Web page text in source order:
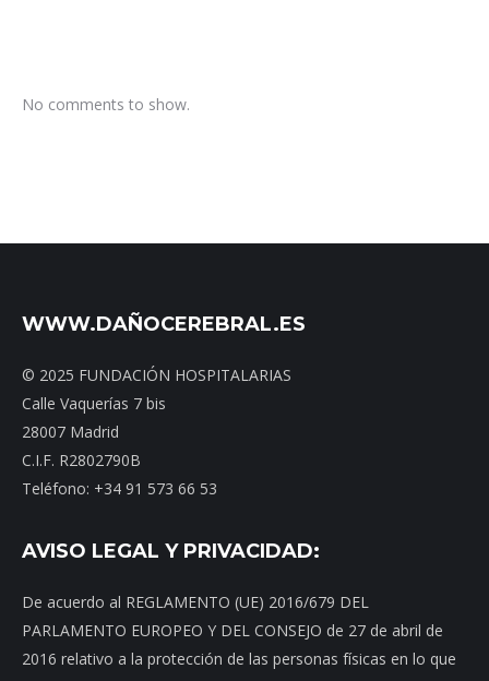
No comments to show.
WWW.DAÑOCEREBRAL.ES
© 2025 FUNDACIÓN HOSPITALARIAS
Calle Vaquerías 7 bis
28007 Madrid
C.I.F. R2802790B
Teléfono: +34 91 573 66 53
AVISO LEGAL Y PRIVACIDAD:
De acuerdo al REGLAMENTO (UE) 2016/679 DEL
PARLAMENTO EUROPEO Y DEL CONSEJO de 27 de abril de
2016 relativo a la protección de las personas físicas en lo que